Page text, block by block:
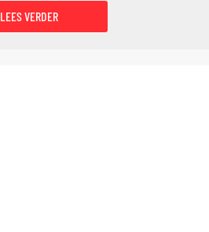
LEES VERDER